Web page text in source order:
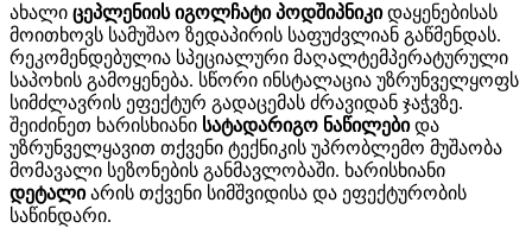
ახალი ცეპლენიის იგოლჩატი პოდშიპნიკიდაყენებისას
მოითხოვს სამუშაო ზედაპირის საფუძვლიან გაწმენდას.
რეკომენდებულია სპეციალური მაღალტემპერატურული
საპოხის გამოყენება. სწორი ინსტალაცია უზრუნველყოფს
სიმძლავრის ეფექტურ გადაცემას ძრავიდან ჯაჭვზე.
შეიძინეთ ხარისხიანი სატადარიგო ნაწილებიდა
უზრუნველყავით თქვენი ტექნიკის უპრობლემო მუშაობა
მომავალი სეზონების განმავლობაში. ხარისხიანი
დეტალიარის თქვენი სიმშვიდისა და ეფექტურობის
საწინდარი.